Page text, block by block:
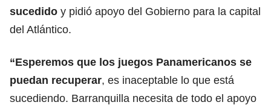
sucedido y pidió apoyo del Gobierno para la capital
del Atlántico.
“Esperemos que los juegos Panamericanos se
puedan recuperar, es inaceptable lo que está
sucediendo. Barranquilla necesita de todo el apoyo